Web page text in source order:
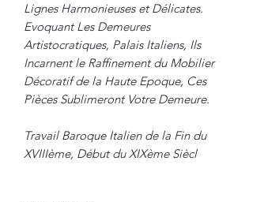
Lignes Harmonieuses et Délicates.
Evoquant Les Demeures
Artistocratiques, Palais Italiens, Ils
Incarnent le Raffinement du Mobilier
Décoratif de la Haute Epoque, Ces
Pièces Sublimeront Votre Demeure.
Travail Baroque Italien de la Fin du
XVIIIème, Début du XIXème Siècl